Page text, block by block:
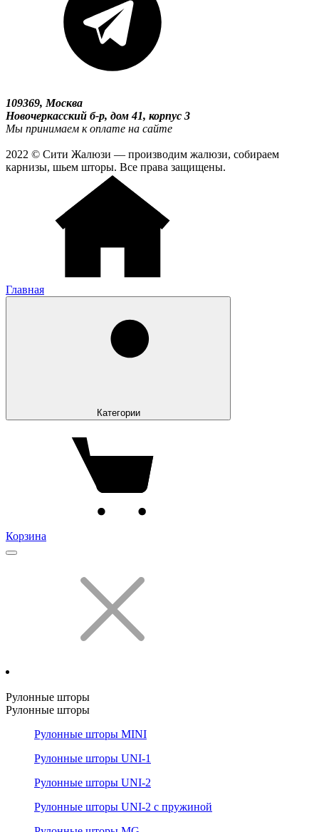
109369, Москва
Новочеркасский б-р, дом 41, корпус 3
Мы принимаем к оплате на сайте
2022 © Сити Жалюзи — производим жалюзи, собираем
карнизы, шьем шторы. Все права защищены.
Главная
Категории
Корзина
Рулонные шторы
Рулонные шторы
Рулонные шторы MINI
Рулонные шторы UNI-1
Рулонные шторы UNI-2
Рулонные шторы UNI-2 с пружиной